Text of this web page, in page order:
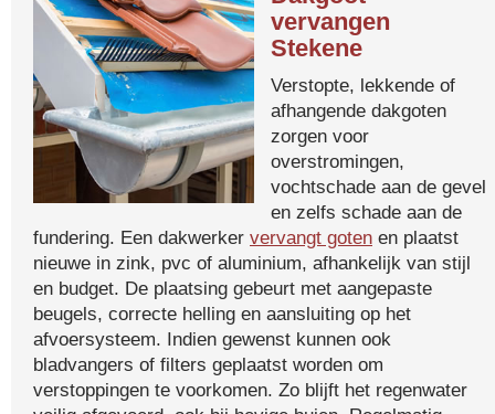
vervangen
Stekene
Verstopte, lekkende of
afhangende dakgoten
zorgen voor
overstromingen,
vochtschade aan de gevel
en zelfs schade aan de
fundering. Een dakwerker vervangt goten en plaatst
nieuwe in zink, pvc of aluminium, afhankelijk van stijl
en budget. De plaatsing gebeurt met aangepaste
beugels, correcte helling en aansluiting op het
afvoersysteem. Indien gewenst kunnen ook
bladvangers of filters geplaatst worden om
verstoppingen te voorkomen. Zo blijft het regenwater